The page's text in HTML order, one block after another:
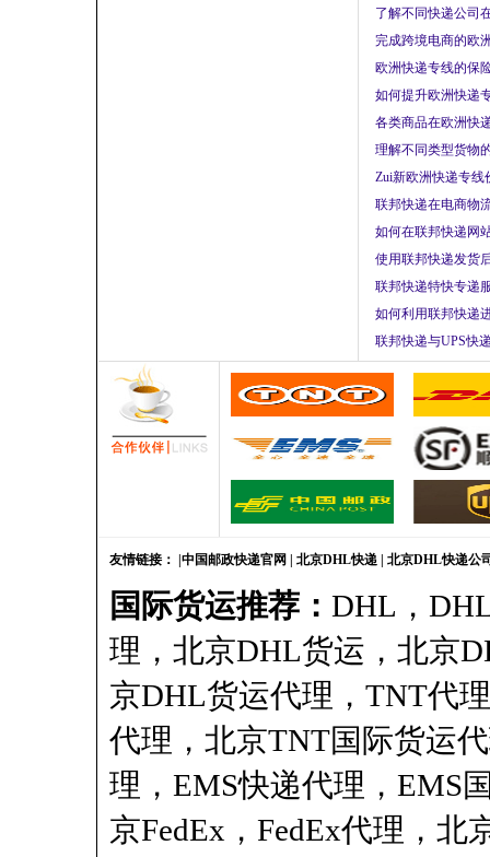
了解不同快递公司
完成跨境电商的欧
欧洲快递专线的保
如何提升欧洲快递
各类商品在欧洲快
理解不同类型货物
Zui新欧洲快递专线
联邦快递在电商物
如何在联邦快递网
使用联邦快递发货
联邦快递特快专递
如何利用联邦快递
联邦快递与UPS快
友情链接： 中国邮政快递官网 北京DHL快递 北京DHL快递公
国际货运推荐： DHL ，
理，北京DHL货运，北京
京DHL货运代理，TNT代
代理，北京TNT国际货运
理，EMS快递代理，EMS
京FedEx，FedEx代理，北